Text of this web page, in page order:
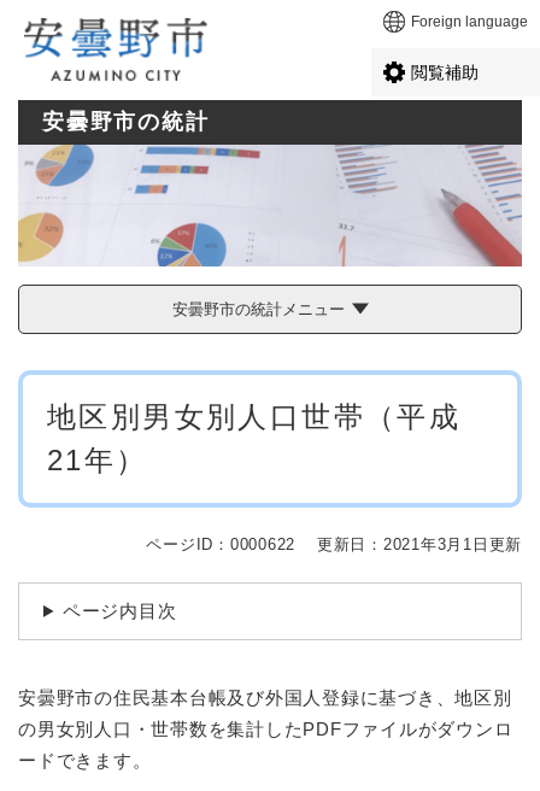
メニューを飛ばして本文へ Foreign language
閲覧補助
安曇野市の統計
安曇野市の統計メニュー
本
地区別男女別人口世帯（平成
21年）
ページID：0000622 更新日：2021年3月1日更新
ページ内目次
安曇野市の住民基本台帳及び外国人登録に基づき、地区別
の男女別人口・世帯数を集計したPDFファイルがダウンロ
ードできます。